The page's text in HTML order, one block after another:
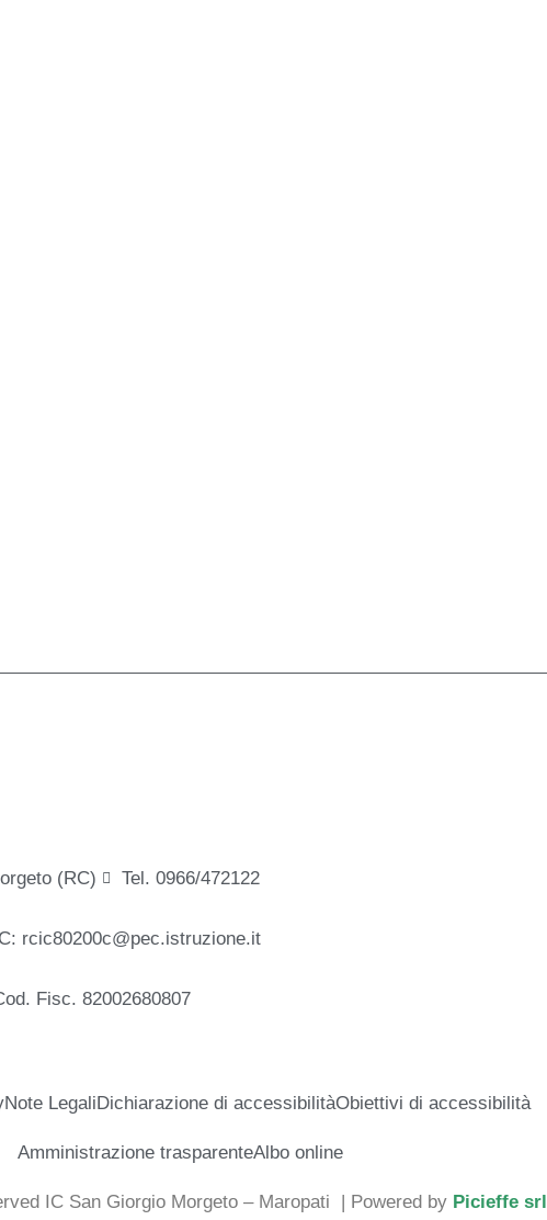
(RC) Tel. 0966/472122
rcic80200c@pec.istruzione.it
Fisc. 82002680807
Note LegaliDichiarazione di accessibilitàObiettivi di accessibilità
Amministrazione trasparenteAlbo online
IC San Giorgio Morgeto – Maropati | Powered by Picieffe srl